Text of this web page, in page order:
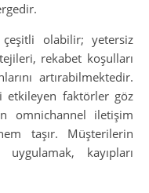
olabilir; yetersiz
rekabet koşulları
artırabilmektedir.
etkileyen faktörler göz
omnichannel iletişim
taşır. Müşterilerin
kayıpları